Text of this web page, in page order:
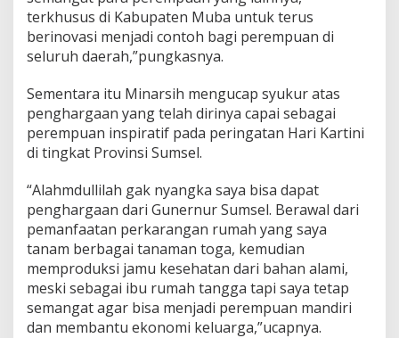
u
m
s
terkhusus di Kabupaten Muba untuk terus
berinovasi menjadi contoh bagi perempuan di
seluruh daerah,”pungkasnya.
Sementara itu Minarsih mengucap syukur atas
penghargaan yang telah dirinya capai sebagai
perempuan inspiratif pada peringatan Hari Kartini
di tingkat Provinsi Sumsel.
“Alahmdullilah gak nyangka saya bisa dapat
penghargaan dari Gunernur Sumsel. Berawal dari
pemanfaatan perkarangan rumah yang saya
tanam berbagai tanaman toga, kemudian
memproduksi jamu kesehatan dari bahan alami,
meski sebagai ibu rumah tangga tapi saya tetap
semangat agar bisa menjadi perempuan mandiri
dan membantu ekonomi keluarga,”ucapnya.